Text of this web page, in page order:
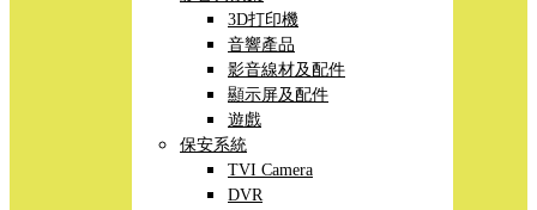
3D打印機
音響產品
影音線材及配件
顯示屏及配件
遊戲
保安系統
TVI Camera
DVR